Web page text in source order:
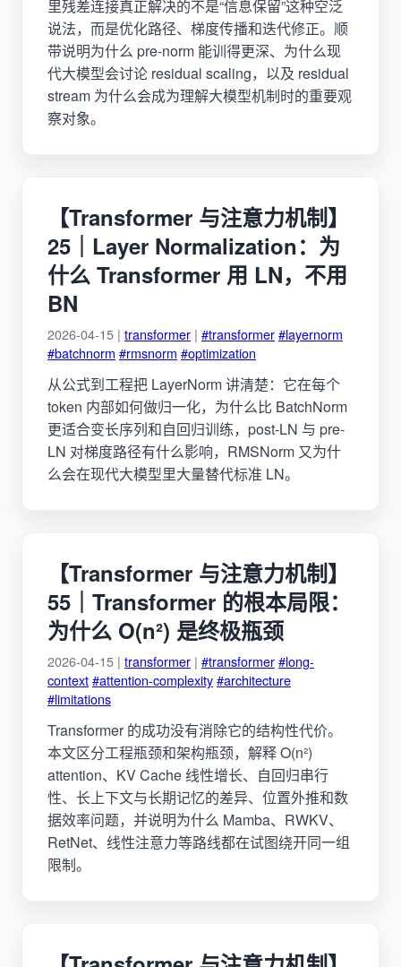
里残差连接真正解决的不是“信息保留”这种空泛
说法，而是优化路径、梯度传播和迭代修正。顺
带说明为什么 pre-norm 能训得更深、为什么现
代大模型会讨论 residual scaling，以及 residual
stream 为什么会成为理解大模型机制时的重要观
察对象。
【Transformer 与注意力机制】
25｜Layer Normalization：为
什么 Transformer 用 LN，不用
BN
2026-04-15 | transformer | #transformer#layernorm
#batchnorm #rmsnorm #optimization
从公式到工程把 LayerNorm 讲清楚：它在每个
token 内部如何做归一化，为什么比 BatchNorm
更适合变长序列和自回归训练，post-LN 与 pre-
LN 对梯度路径有什么影响，RMSNorm 又为什
么会在现代大模型里大量替代标准 LN。
【Transformer 与注意力机制】
55｜Transformer 的根本局限：
为什么 O(n²) 是终极瓶颈
2026-04-15 | transformer | #transformer#long-
context#attention-complexity#architecture
#limitations
Transformer 的成功没有消除它的结构性代价。
本文区分工程瓶颈和架构瓶颈，解释 O(n²)
attention、KV Cache 线性增长、自回归串行
性、长上下文与长期记忆的差异、位置外推和数
据效率问题，并说明为什么 Mamba、RWKV、
RetNet、线性注意力等路线都在试图绕开同一组
限制。